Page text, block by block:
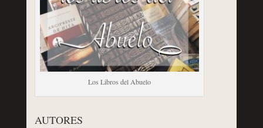
Los Libros del Abuelo
AUTORES